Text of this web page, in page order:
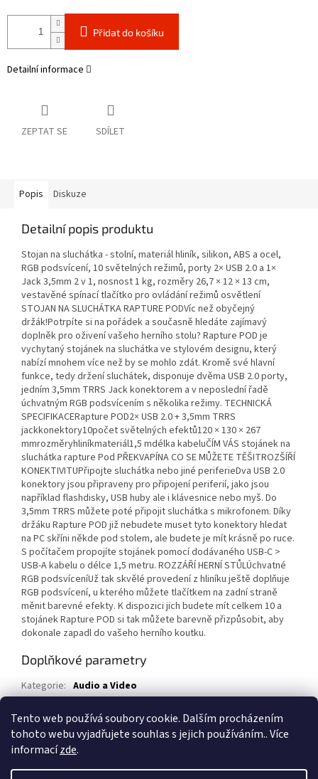
Tento web používá soubory cookie. Dalším procházením
tohoto webu vyjadřujete souhlas s jejich používáním.. Více
informacízde.
Přidat do košíku
Detailní informace
ZEPTAT SE SDÍLET
Popis Diskuze
Detailní popis produktu
Stojan na sluchátka - stolní, materiál hliník, silikon, ABS a ocel,
RGB podsvícení, 10 světelných režimů, porty 2× USB 2.0 a 1×
Jack 3,5mm 2 v 1, nosnost 1 kg, rozměry 26,7 × 12 × 13 cm,
vestavěné spínací tlačítko pro ovládání režimů osvětlení
STOJAN NA SLUCHÁTKA RAPTURE PODVíc než obyčejný
držák!Potrpíte si na pořádek a současně hledáte zajímavý
doplněk pro oživení vašeho herního stolu? Rapture POD je
vychytaný stojánek na sluchátka ve stylovém designu, který
nabízí mnohem více než by se mohlo zdát. Kromě své hlavní
funkce, tedy držení sluchátek, disponuje dvěma USB 2.0 porty,
jedním 3,5mm TRRS Jack konektorem a v neposlední řadě
úchvatným RGB podsvícením s několika režimy. TECHNICKÁ
SPECIFIKACERapture POD2× USB 2.0 + 3,5mm TRRS
jackkonektory10počet světelných efektů120 × 130 × 267
mmrozměryhliníkmateriál1,5 mdélka kabeluČÍM VÁS stojánek na
sluchátka rapture Pod PŘEKVAPÍNA CO SE MŮŽETE TĚŠITROZŠÍŘÍ
KONEKTIVITUPřipojte sluchátka nebo jiné periferieDva USB 2.0
konektory jsou připraveny pro připojení periferií, jako jsou
například flashdisky, USB huby ale i klávesnice nebo myš. Do
3,5mm TRRS můžete poté připojit sluchátka s mikrofonem. Díky
držáku Rapture POD již nebudete muset tyto konektory hledat
na PC skříni někde pod stolem, ale budete je mít krásně po ruce.
S počítačem propojíte stojánek pomocí dodávaného USB-C >
USB-A kabelu o délce 1,5 metru. ROZZÁŘÍ HERNÍ STŮLÚchvatné
RGB podsvíceníUž tak skvělé provedení z hliníku ještě doplňuje
RGB podsvícení, u kterého můžete tlačítkem na zadní straně
měnit barevné efekty. K dispozici jich budete mít celkem 10 a
stojánek Rapture POD si tak můžete barevně přizpůsobit, aby
dokonale zapadl do vašeho herního koutku.
Doplňkové parametry
Kategorie: Audio a Video
EAN: 8595691069082